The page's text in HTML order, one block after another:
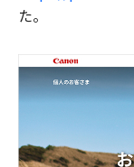
た。